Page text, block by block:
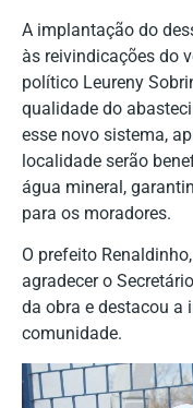
A implantação do
às reivindicações do
político Leureny
qualidade do
esse novo sistema,
localidade serão
água mineral,
para os moradores.
O prefeito
agradecer o
da obra e destacou a
comunidade.